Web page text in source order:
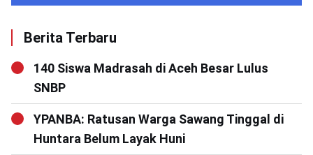
Berita Terbaru
140 Siswa Madrasah di Aceh Besar Lulus
SNBP
YPANBA: Ratusan Warga Sawang Tinggal di
Huntara Belum Layak Huni